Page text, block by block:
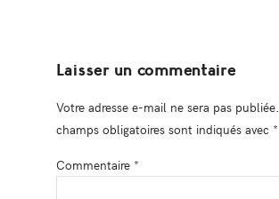
Laisser un commentaire
Votre adresse e-mail ne sera pas publiée.
champs obligatoires sont indiqués avec *
Commentaire *